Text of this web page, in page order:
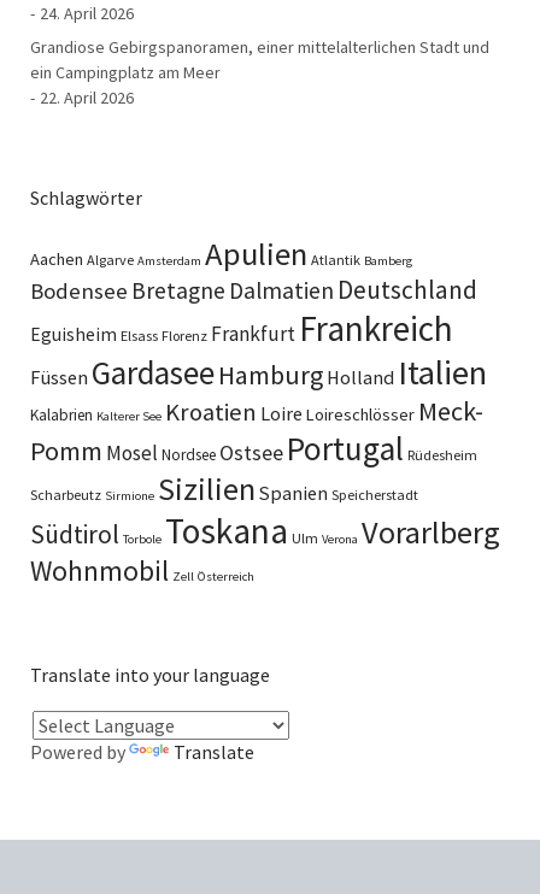
24. April 2026
Grandiose Gebirgspanoramen, einer mittelalterlichen Stadt und
ein Campingplatz am Meer
22. April 2026
Schlagwörter
Aachen Algarve Amsterdam Apulien Atlantik Bamberg
Bodensee Bretagne Dalmatien Deutschland
Eguisheim Elsass Florenz Frankfurt Frankreich
Füssen GardaseeHamburg Holland Italien
Kalabrien Kalterer See Kroatien Loire Loireschlösser Meck-
Pomm Mosel Nordsee Ostsee Portugal Rüdesheim
Scharbeutz Sirmione Sizilien Spanien Speicherstadt
Südtirol Torbole Toskana Ulm Verona Vorarlberg
Wohnmobil Zell Österreich
Translate into your language
Powered by Translate